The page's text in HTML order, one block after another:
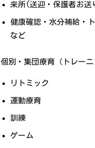
来所(送迎・保護者お送
健康確認・水分補給・
など
個別・集団療育（トレーニ
リトミック
運動療育
訓練
ゲーム